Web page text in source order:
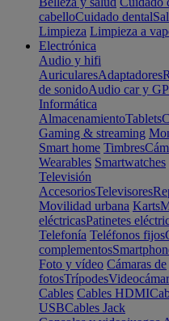
cabelloCuidado dental
Limpieza Limpieza a
Electrónica
Audio y hifi
AuricularesAdaptadores
de sonidoAudio car y
Informática
AlmacenamientoTablets
Gaming & streaming
Smart home Timbres
Wearables Smartwatches
Televisión
AccesoriosTelevisores
Movilidad urbana Karts
eléctricasPatinetes
Telefonía Teléfonos fijos
complementos
Foto y vídeo Cámaras de
fotosTrípodes
Cables Cables HDMI
USBCables Jack